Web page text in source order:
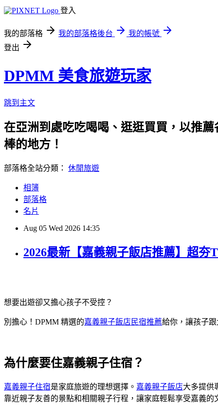
登入
我的部落格 我的部落格後台
我的帳號
登出
DPMM 美食旅遊玩家
跳到主文
在亞洲到處吃吃喝喝、逛逛買買，以推
棒的地方！
部落格全站分類： 休閒旅遊
相簿
部落格
名片
Aug 05 Wed 2026 14:35
2026最新【嘉義親子飯店推薦】超夯
想要出遊卻又擔心孩子不受控？
別擔心！DPMM 精選的嘉義親子飯店民宿推薦給你，讓孩子跟
為什麼要住嘉義親子住宿？
嘉義親子住宿是家庭旅遊的理想選擇。 嘉義親子飯店大多提供
靠近親子友善的景點和相關親子行程，讓家庭輕鬆享受嘉義的